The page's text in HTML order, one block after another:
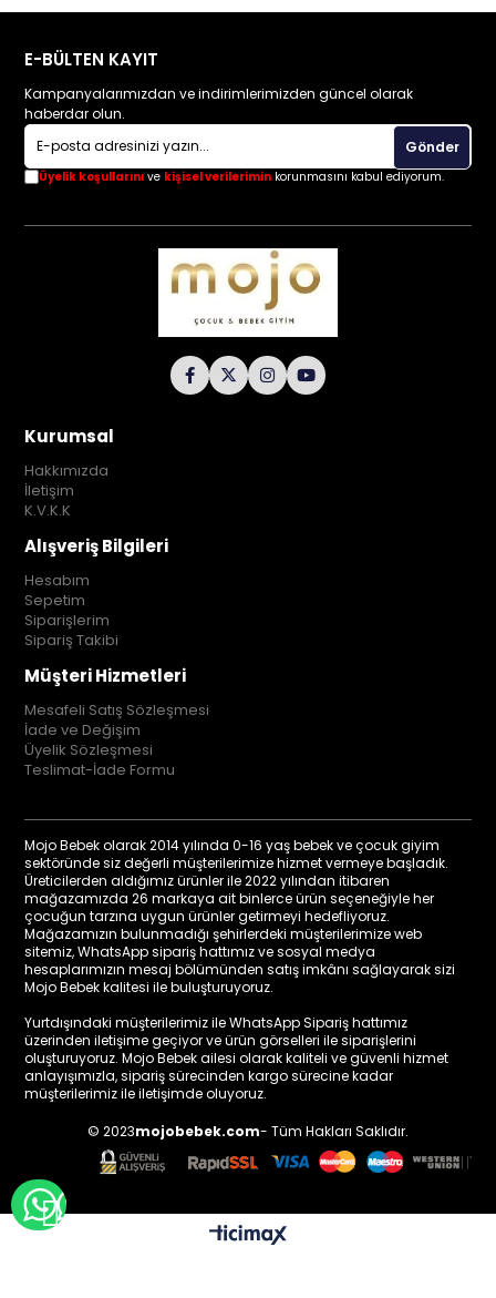
E-BÜLTEN KAYIT
Kampanyalarımızdan ve indirimlerimizden güncel olarak
haberdar olun.
Gönder
Üyelik koşullarını ve kişisel verilerimin korunmasını kabul ediyorum.
Kurumsal
Hakkımızda
İletişim
K.V.K.K
Alışveriş Bilgileri
Hesabım
Sepetim
Siparişlerim
Sipariş Takibi
Müşteri Hizmetleri
Mesafeli Satış Sözleşmesi
İade ve Değişim
Üyelik Sözleşmesi
Teslimat-İade Formu
Mojo Bebek olarak 2014 yılında 0-16 yaş bebek ve çocuk giyim
sektöründe siz değerli müşterilerimize hizmet vermeye başladık.
Üreticilerden aldığımız ürünler ile 2022 yılından itibaren
mağazamızda 26 markaya ait binlerce ürün seçeneğiyle her
çocuğun tarzına uygun ürünler getirmeyi hedefliyoruz.
Mağazamızın bulunmadığı şehirlerdeki müşterilerimize web
sitemiz, WhatsApp sipariş hattımız ve sosyal medya
hesaplarımızın mesaj bölümünden satış imkânı sağlayarak sizi
Mojo Bebek kalitesi ile buluşturuyoruz.
Yurtdışındaki müşterilerimiz ile WhatsApp Sipariş hattımız
üzerinden iletişime geçiyor ve ürün görselleri ile siparişlerini
oluşturuyoruz. Mojo Bebek ailesi olarak kaliteli ve güvenli hizmet
anlayışımızla, sipariş sürecinden kargo sürecine kadar
müşterilerimiz ile iletişimde oluyoruz.
© 2023mojobebek.com- Tüm Hakları Saklıdır.